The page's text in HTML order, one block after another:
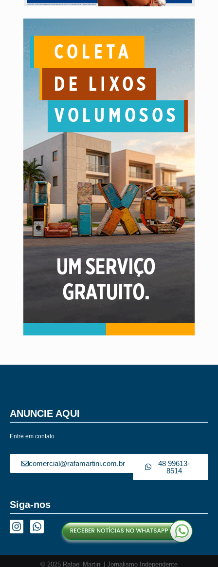
ANUNCIE AQUI
Entre em contato
comercial@rafamartini.com.br
48 99613-
8514
Siga-nos
© 2025 Rafael Martini | Jornalismo Independente